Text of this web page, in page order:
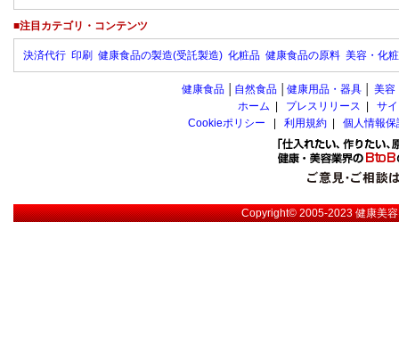
■注目カテゴリ・コンテンツ
決済代行 印刷 健康食品の製造(受託製造) 化粧品 健康食品の原料 美容・化
健康食品 自然食品 健康用品・器具 美容
ホーム
プレスリリース
サ
Cookieポリシー
利用規約 個人情報
Copyright© 2005-2023健康美